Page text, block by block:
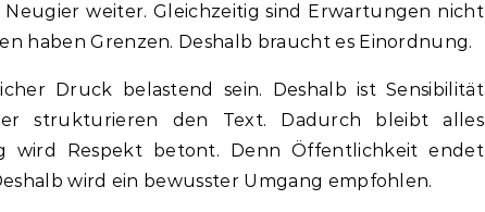
weiter. Gleichzeitig sind Erwartungen nicht
haben Grenzen. Deshalb braucht es Einordnung.
Druck belastend sein. Deshalb ist Sensibilität
strukturieren den Text. Dadurch bleibt alles
wird Respekt betont. Denn Öffentlichkeit endet
wird ein bewusster Umgang empfohlen.